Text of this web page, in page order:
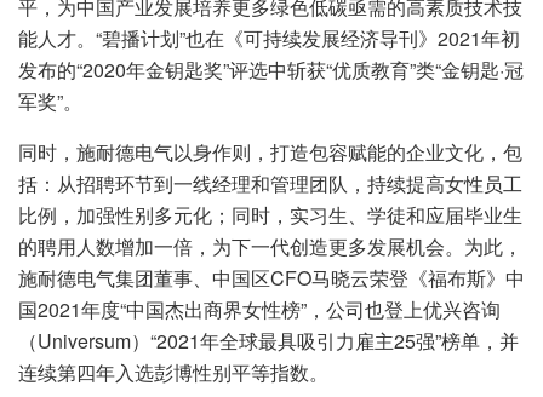
平，为中国产业发展培养更多绿色低碳亟需的高素质技术技
能人才。“碧播计划”也在《可持续发展经济导刊》2021年初
发布的“2020年金钥匙奖”评选中斩获“优质教育”类“金钥匙·冠
军奖”。
同时，施耐德电气以身作则，打造包容赋能的企业文化，包
括：从招聘环节到一线经理和管理团队，持续提高女性员工
比例，加强性别多元化；同时，实习生、学徒和应届毕业生
的聘用人数增加一倍，为下一代创造更多发展机会。为此，
施耐德电气集团董事、中国区CFO马晓云荣登《福布斯》中
国2021年度“中国杰出商界女性榜”，公司也登上优兴咨询
（Universum）“2021年全球最具吸引力雇主25强”榜单，并
连续第四年入选彭博性别平等指数。